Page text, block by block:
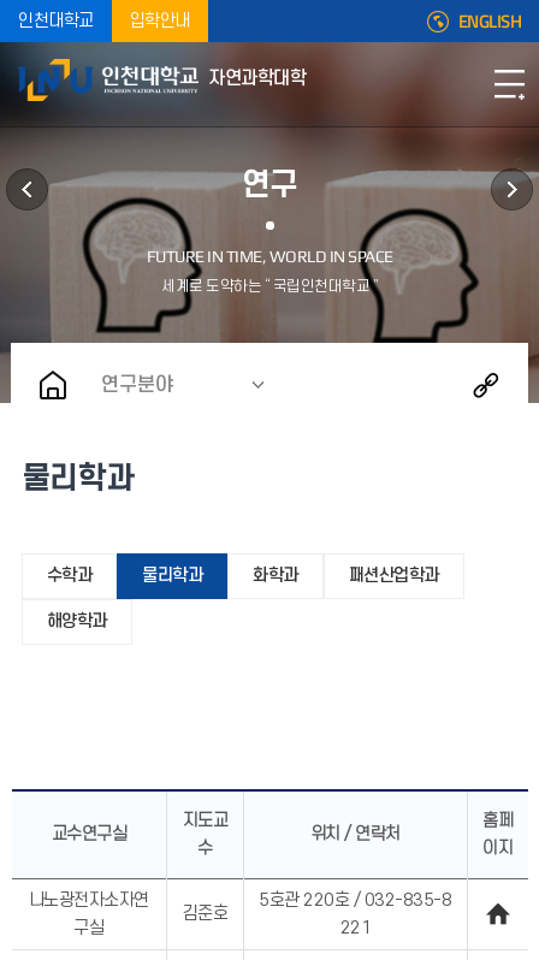
인천대학교 입학안내 ENGLISH
자연과학대학
연구
연구분야
물리학과
수학과 물리학과 화학과 패션산업학과
해양학과
교수연구실
지도교
수
위치 / 연락처
홈페
이지
나노광전자소자연
구실
김준호
5호관 220호 / 032-835-8
221